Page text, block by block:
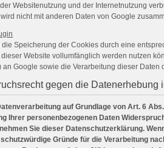
Websitenutzung und der Internetnutzung
nicht mit anderen Daten von Google
Speicherung der Cookies durch eine
Website vollumfänglich werden nutzen
an Google sowie die Verarbeitung dieser
gegen die
auf Grundlage von Art. 6
Ihrer personenbezogenen Daten
Sie dieser Datenschutzerklärung.
Gründe für die Verarbeitung